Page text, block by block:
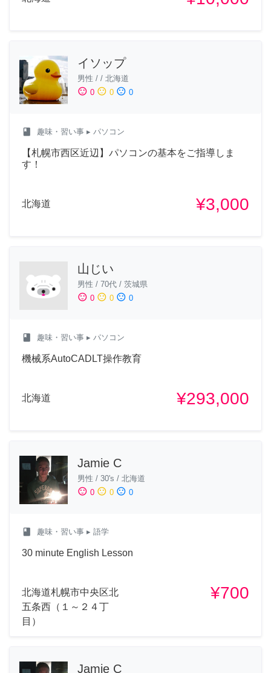
イソップ
男性 / / 北海道
sentiment_satisfied 0 sentiment_neutral 0 sentiment_dissatisfied 0
class 趣味・習い事 ▸ パソコン
【札幌市西区近辺】パソコンの基本をご指導しま
す！
北海道 ¥3,000
山じい
男性 / 70代 / 茨城県
sentiment_satisfied 0 sentiment_neutral 0 sentiment_dissatisfied 0
class 趣味・習い事 ▸ パソコン
機械系AutoCADLT操作教育
北海道 ¥293,000
Jamie C
男性 / 30's / 北海道
sentiment_satisfied 0 sentiment_neutral 0 sentiment_dissatisfied 0
class 趣味・習い事 ▸ 語学
30 minute English Lesson
北海道札幌市中央区北
五条西（１～２４丁
目）
¥700
Jamie C